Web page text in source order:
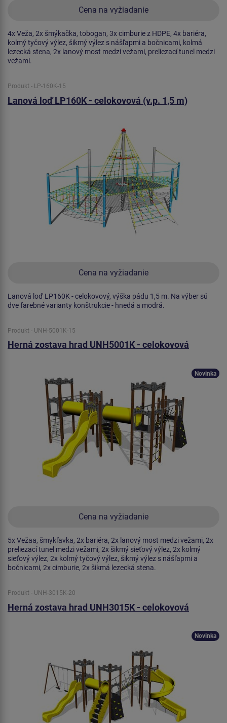
Cena na vyžiadanie
4x Veža, 2x šmýkačka, tobogan, 3x cimburie z HDPE, 4x bariéra,
kolmý tyčový výlez, šikmý výlez s nášľapmi a bočnicami, kolmá
lezecká stena, 2x lanový most medzi vežami, preliezací tunel medzi
vežami.
Produkt - LP-160K-15
Lanová loď LP160K - celokovová (v.p. 1,5 m)
Cena na vyžiadanie
Lanová loď LP160K - celokovový, výška pádu 1,5 m. Na výber sú
dve farebné varianty konštrukcie - hnedá a modrá.
Produkt - UNH-5001K-15
Herná zostava hrad UNH5001K - celokovová
Cena na vyžiadanie
Novinka
5x Vežaa, šmykľavka, 2x bariéra, 2x lanový most medzi vežami, 2x
preliezací tunel medzi vežami, 2x šikmý sieťový výlez, 2x kolmý
sieťový výlez, 2x kolmý tyčový výlez, šikmý výlez s nášľapmi a
bočnicami, 2x cimburie, 2x šikmá lezecká stena.
Produkt - UNH-3015K-20
Herná zostava hrad UNH3015K - celokovová
Novinka